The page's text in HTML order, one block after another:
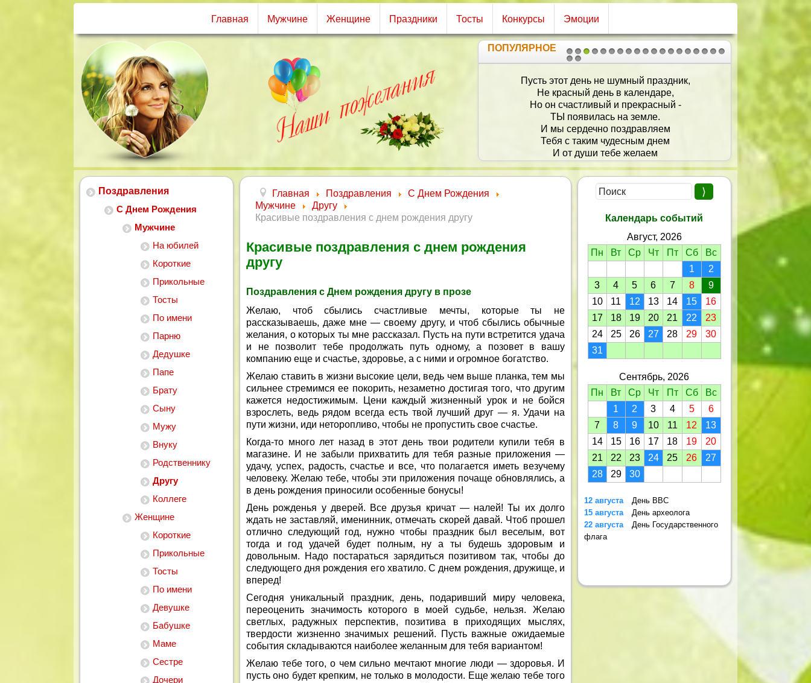
Главная Мужчине Женщине Праздники Тосты Конкурсы Эмоции
1 2
2021
ПОПУЛЯРНОЕ
Будь всегда хорошей, будь всегда красивой,
Будь всегда веселой, доброй, славной, милой.
Будь вечно желанной и всеми любимой
Чаще улыбайся, будь, словом, счастливой!
Поздравления
С Днем Рождения
Мужчине
На юбилей
Короткие
Прикольные
Тосты
По имени
Парню
Дедушке
Папе
Брату
Сыну
Мужу
Внуку
Родственнику
Другу
Коллеге
Женщине
Короткие
Прикольные
Тосты
По имени
Девушке
Бабушке
Маме
Сестре
Дочери
Главная Поздравления
С Днем Рождения
Мужчине
Другу
Красивые поздравления с днем рождения другу
Красивые поздравления с днем рождения
другу
Поздравления с Днем рождения другу в прозе
Желаю, чтоб сбылись счастливые мечты, которые ты не
рассказываешь, даже мне — своему другу, и чтоб сбылись обычные
желания, о которых ты мне рассказал. Пусть на пути встретится удача
и не позволит тебе продолжать путь одному, а позовет в вашу
компанию еще и счастье, здоровье, а с ними и огромное богатство.
Желаю ставить в жизни высокие цели, ведь чем выше планка, тем мы
сильнее стремимся ее покорить, незаметно достигая того, что другим
кажется недостижимым. Цени каждый жизненный урок и не бойся
взрослеть, ведь рядом всегда есть твой лучший друг — я. Удачи на
пути жизни, иди неторопливо, чтобы не пропустить свое счастье.
Когда-то много лет назад в этот день твои родители купили тебя в
магазине. И не забыли прихватить для тебя разные приложения —
удачу, успех, радость, счастье и все, что полагается иметь везучему
человеку. Желаю тебе, чтобы эти приложения почаще обновлялись, а
в день рождения приносили особенные бонусы!
День рожденья у дверей. Все друзья кричат — налей! Ты их долго
ждать не заставляй, именинник, отмечать скорей давай. Чтоб прошел
отлично следующий год, нужно чтобы праздник был веселым, вот
тогда и год удачей будет полным, ну а ты будешь здоровым и
довольным. Надо постараться зарядиться позитивом так, чтобы до
следующего дня рождения его хватило. С днем рождения, дружище, и
вперед!
Сегодня уникальный праздник, день, подаривший миру человека,
переоценить значимость которого в моей судьбе, нельзя. Желаю
светлых, радужных перспектив, позитива в приходящих мыслях,
твердости жизненно значимых решений. Пусть важные ожидаемые
события складываются наиболее желанным для тебя вариантом!
Желаю тебе того, о чем сильно мечтают многие люди — здоровья. И
пусть оно будет крепким, не только в молодости. Еще желаю тебе того
Календарь событий
Август, 2026
Пн
Вт Ср Чт Пт Сб
Вс
1
2
3
4 5 6 7 8
9
10
11 12 13 14 15
16
17
18 19 20 21 22
23
24
25 26 27 28 29
30
31
Сентябрь, 2026
Пн
Вт Ср Чт Пт Сб
Вс
1
2 3 4 5
6
7
8 9 10 11 12
13
14
15 16 17 18 19
20
21
22 23 24 25 26
27
28
29 30
12 августа
День ВВС
15 августа
День археолога
22 августа
День Государственного
флага